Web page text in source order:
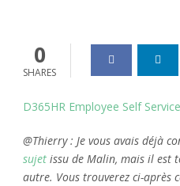
0
SHARES
D365HR Employee Self Service
@Thierry : Je vous avais déjà
sujet issu de Malin, mais il est
autre. Vous trouverez ci-après